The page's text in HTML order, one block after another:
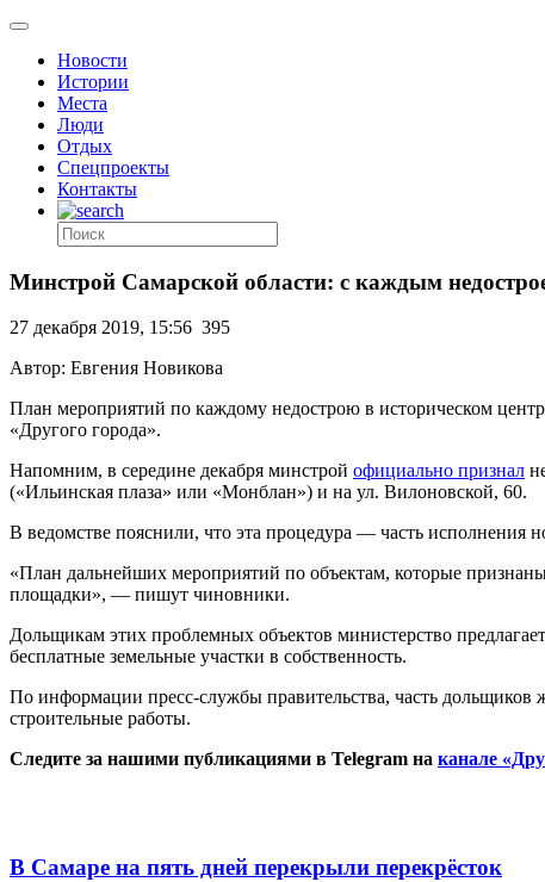
Новости
Истории
Места
Люди
Отдых
Спецпроекты
Контакты
Минстрой Самарской области: с каждым
27 декабря 2019, 15:56 395
Автор: Евгения Новикова
План мероприятий по каждому недострою в историческом
«Другого города».
Напомним, в середине декабря минстрой официально признал
(«Ильинская плаза» или «Монблан») и на ул. Вилоновской, 60.
В ведомстве пояснили, что эта процедура — часть исполнения
«План дальнейших мероприятий по объектам, которые
площадки», — пишут чиновники.
Дольщикам этих проблемных объектов министерство
бесплатные земельные участки в собственность.
По информации пресс-службы правительства, часть
строительные работы.
Следите за нашими публикациями в Telegram на канале
В Самаре на пять дней перекрыли перекрёсток